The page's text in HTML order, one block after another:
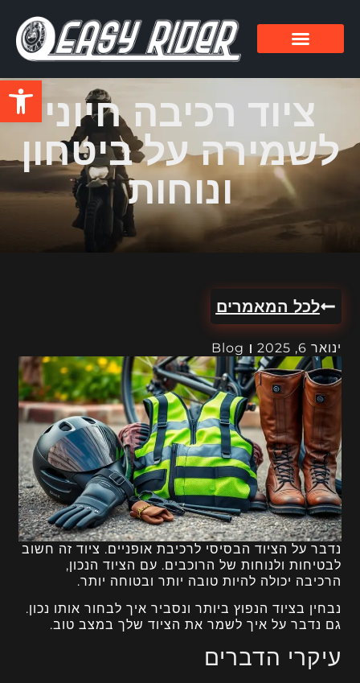
פתח ציוד רכיבה חיוני
לשמירה על ביטחון
ונוחות
לכל המאמרים
ינואר 6, 2025 Blog
נדבר על הציוד הבסיסי לרכיבת אופניים. ציוד זה חשוב
לבטיחות ולנוחות של הרוכבים. עם הציוד הנכון,
הרכיבה יכולה להיות טובה יותר ובטוחה יותר.
נבחין בציוד הנפוץ ביותר ונסביר איך לבחור אותו נכון.
גם נדבר על איך לשמר את הציוד שלך במצב טוב.
עיקרי הדברים